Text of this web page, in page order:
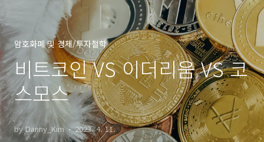
암호화폐 및 경제/투자철학
비트코인 VS 이더리움 VS 코
스모스
by Danny_Kim 2023. 4. 11.